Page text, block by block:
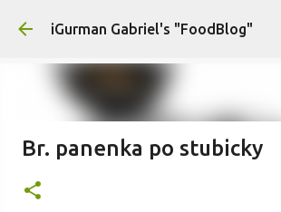
Preskočiť na hlavný obsah
iGurman Gabriel's "FoodBlog"
Br. panenka po stubicky